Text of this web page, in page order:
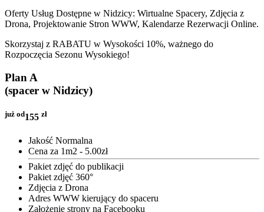
Oferty Usług Dostępne w Nidzicy: Wirtualne Spacery, Zdjęcia z
Drona, Projektowanie Stron WWW, Kalendarze Rezerwacji Online.
Skorzystaj z RABATU w Wysokości 10%, ważnego do
Rozpoczęcia Sezonu Wysokiego!
Plan A
(spacer w Nidzicy)
już od155 zł
Jakość Normalna
Cena za 1m2 - 5.00zł
Pakiet zdjęć do publikacji
Pakiet zdjęć 360°
Zdjęcia z Drona
Adres WWW kierujący do spaceru
Założenie strony na Facebooku